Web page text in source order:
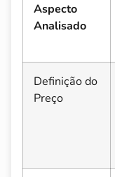
Aspecto
Analisado
Definição do
Preço